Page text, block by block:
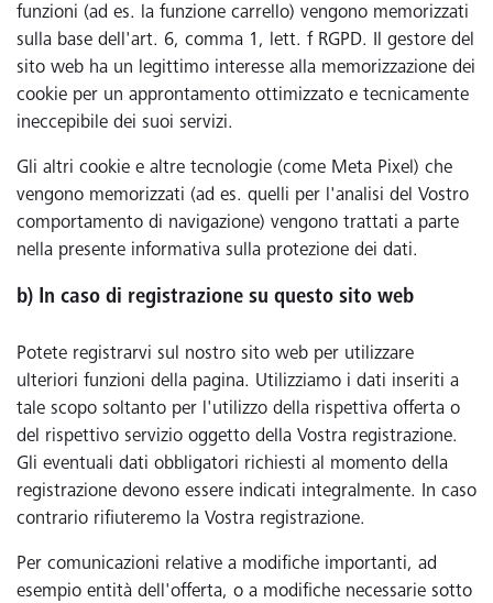
funzioni (ad es. la funzione carrello) vengono memorizzati
sulla base dell'art. 6, comma 1, lett. f RGPD. Il gestore del
sito web ha un legittimo interesse alla memorizzazione dei
cookie per un approntamento ottimizzato e tecnicamente
ineccepibile dei suoi servizi.
Gli altri cookie e altre tecnologie (come Meta Pixel) che
vengono memorizzati (ad es. quelli per l'analisi del Vostro
comportamento di navigazione) vengono trattati a parte
nella presente informativa sulla protezione dei dati.
b) In caso di registrazione su questo sito web
Potete registrarvi sul nostro sito web per utilizzare
ulteriori funzioni della pagina. Utilizziamo i dati inseriti a
tale scopo soltanto per l'utilizzo della rispettiva offerta o
del rispettivo servizio oggetto della Vostra registrazione.
Gli eventuali dati obbligatori richiesti al momento della
registrazione devono essere indicati integralmente. In caso
contrario rifiuteremo la Vostra registrazione.
Per comunicazioni relative a modifiche importanti, ad
esempio entità dell'offerta, o a modifiche necessarie sotto